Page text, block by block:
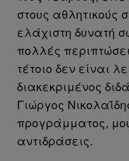
στους αθλητικούς
ελάχιστη δυνατή
πολλές
τέτοιο δεν είναι
διακεκριμένος
Γιώργος
προγράμματος,
αντιδράσεις.